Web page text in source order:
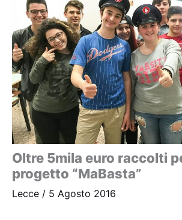
Oltre 5mila euro raccolti
progetto “MaBasta”
Lecce / 5 Agosto 2016